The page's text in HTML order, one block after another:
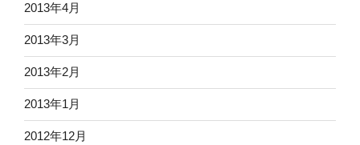
2013年4月
2013年3月
2013年2月
2013年1月
2012年12月